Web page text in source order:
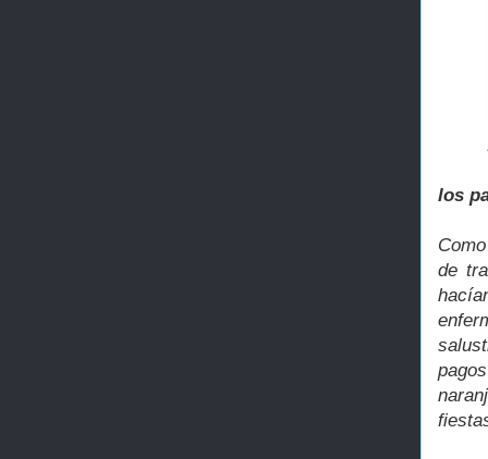
los
de